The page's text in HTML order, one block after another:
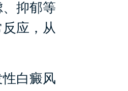
抑郁等
应，从
白癜风